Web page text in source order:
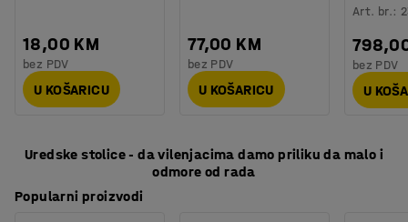
18,00 KM
bez PDV
U KOŠARICU
77,00 KM
bez PDV
U KOŠARICU
Art. br.:
bez PDV
U
Uredske stolice - da vilenjacima damo priliku da malo i
odmore od rada
Popularni proizvodi